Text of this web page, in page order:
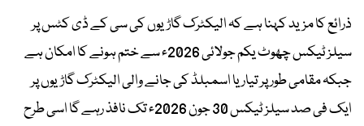
ذرائع کا مزید کہنا ہے کہ الیکٹرک گاڑیوں کی سی کے ڈی کٹس پر
سیلز ٹیکس چھوٹ یکم جولائی 2026ء سے ختم ہونے کا امکان ہے
جبکہ مقامی طور پر تیار یا اسمبلڈ کی جانے والی الیکٹرک گاڑیوں پر
ایک فی صد سیلز ٹیکس 30 جون 2026ء تک نافذ رہے گا اسی طرح